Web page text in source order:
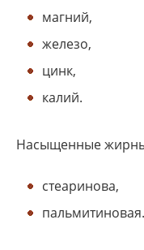
магний,
железо,
цинк,
калий.
Насыщенные
стеаринова,
пальмитиновая.